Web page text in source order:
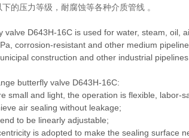
的压力等级，耐腐蚀等各种介质管线 。
valve D643H-16C is used for water, steam, oil,
corrosion-resistant and other medium
construction and other industrial
butterfly valve D643H-16C:
small and light, the operation is flexible, labor-
air sealing without leakage;
to be linearly adjustable;
is adopted to make the sealing surface